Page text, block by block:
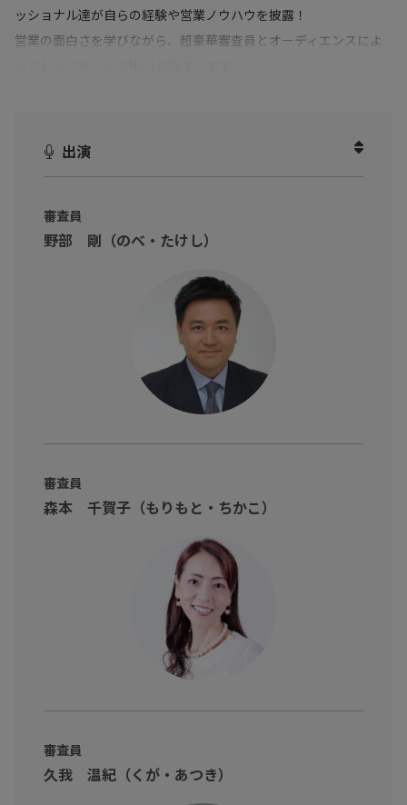
ッショナル達が自らの経験や営業ノウハウを披露！
営業の面白さを学びながら、超豪華審査員とオーディエンスによ
様々なお題に対して、プレゼンテーターが一分間プレゼンをしま
業活動に取り組んでいるのでしょうか？審査員からの鋭い質問も
コロナを乗り越えて変わったこと
これからのトップセールスとは
豪華審査員によるスペシャルなトークセッションです
■日本最大級の営業の大会「第5回S1グランプリ」
・投票によりトップを決める参加型イベント
・トップになるまでのノウハウを体系化
・臨場感のあるロールプレイング
様々な業界のトップの思考と行動が学べます！
■2日間にわたる大型セールスイベント「#営業祭り2021」
・Day1 11/19（金）12時～ セールスカンファレンス(4つの講
詳しくはこちら
出演
審査員
野部 剛（のべ・たけし）
審査員
森本 千賀子（もりもと・ちかこ）
審査員
久我 温紀（くが・あつき）